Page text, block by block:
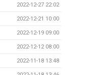
2022-12-27 22:02
2022-12-21 10:00
2022-12-19 09:00
2022-12-12 08:00
2022-11-18 13:48